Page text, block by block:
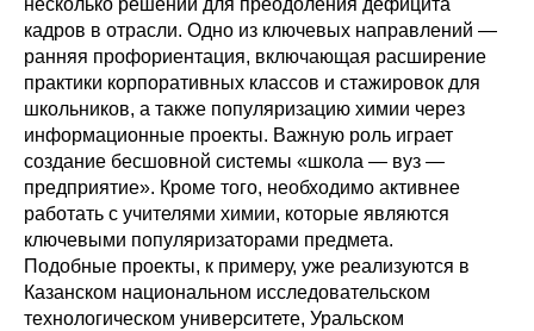
кадров в отрасли. Одно из ключевых направлений —
ранняя профориентация, включающая расширение
практики корпоративных классов и стажировок для
школьников, а также популяризацию химии через
информационные проекты. Важную роль играет
создание бесшовной системы «школа — вуз —
предприятие». Кроме того, необходимо активнее
работать с учителями химии, которые являются
ключевыми популяризаторами предмета.
Подобные проекты, к примеру, уже реализуются в
Казанском национальном исследовательском
технологическом университете, Уральском